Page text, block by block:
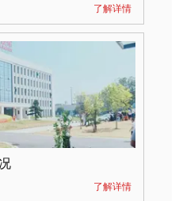
了解详情
了解详情